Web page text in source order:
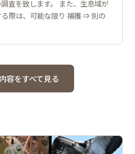
査を致します。 また、生息域が
際は、可能な限り 捕獲 ⇒ 別の
容をすべて見る